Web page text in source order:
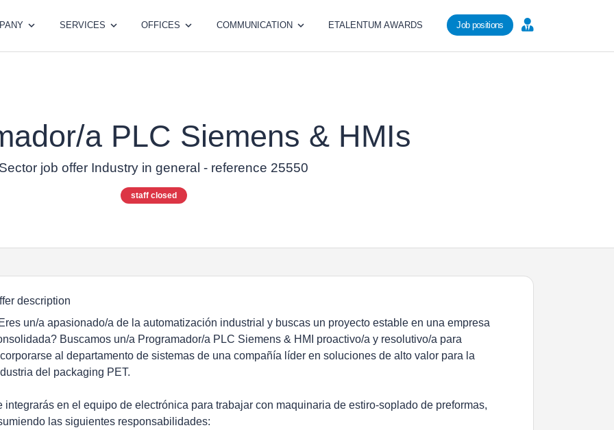
SERVICES OFFICES COMMUNICATION ETALENTUM AWARDS Job positions
a PLC Siemens & HMIs
Sector job offer Industry in general - reference 25550
staff closed
description
un/a apasionado/a de la automatización industrial y buscas un proyecto estable en una empresa
Buscamos un/a Programador/a PLC Siemens & HMI proactivo/a y resolutivo/a para
al departamento de sistemas de una compañía líder en soluciones de alto valor para la
del packaging PET.
integrarás en el equipo de electrónica para trabajar con maquinaria de estiro-soplado de preformas,
las siguientes responsabilidades: